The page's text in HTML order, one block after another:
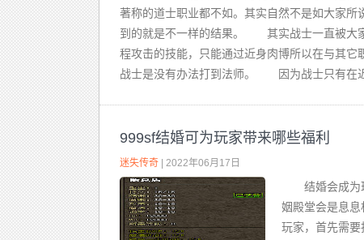
著称的道士职业都不如。其实自然不是如大家所
到的就是不一样的结果。 其实战士一直被大
程攻击的技能，只能通过近身肉博所以在与其
战士是没有办法打到法师。 因为战士只有在近
999sf结婚可为玩家带来哪些福利
迷失传奇 | 2022年06月17日
结婚会成
姻殿堂会是息
玩家，首先需